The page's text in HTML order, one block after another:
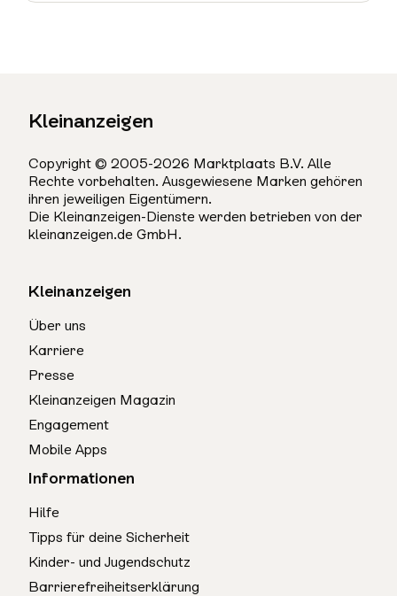
Kleinanzeigen
Copyright © 2005-2026 Marktplaats B.V. Alle
Rechte vorbehalten. Ausgewiesene Marken gehören
ihren jeweiligen Eigentümern.
Die Kleinanzeigen-Dienste werden betrieben von der
kleinanzeigen.de GmbH.
Kleinanzeigen
Über uns
Karriere
Presse
Kleinanzeigen Magazin
Engagement
Mobile Apps
Informationen
Hilfe
Tipps für deine Sicherheit
Kinder- und Jugendschutz
Barrierefreiheitserklärung